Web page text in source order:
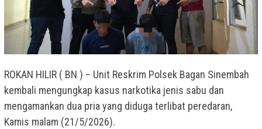
ROKAN HILIR ( BN ) – Unit Reskrim Polsek Bagan Sinembah
kembali mengungkap kasus narkotika jenis sabu dan
mengamankan dua pria yang diduga terlibat peredaran,
Kamis malam (21/5/2026).